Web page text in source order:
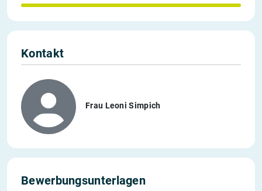
Kontakt
Frau Leoni Simpich
Bewerbungsunterlagen